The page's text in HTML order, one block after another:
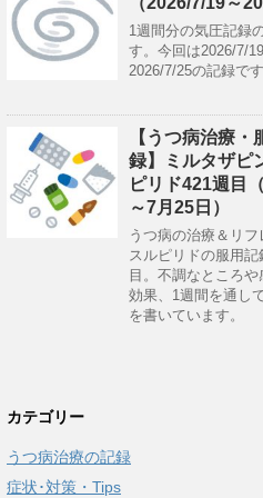
1週間分の気圧記録
す。今回は2026/7/
2026/7/25の記録です
【うつ病治療・
録】ミルタザピ
ピリド421週目
～7月25日）
うつ病の治療＆リフ
スルピリドの服用記
目。不調なところ
効果、1週間を通し
を書いています。
カテゴリー
うつ病治療の記録
症状･対策・Tips